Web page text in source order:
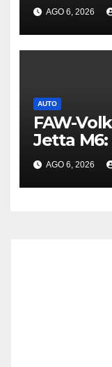
oltre 40
AGO 6, 2026
AUTO
FAW-
Jetta
elettrica
AGO 6, 2026